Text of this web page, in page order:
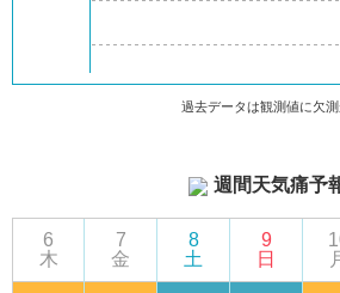
過去データは観測値に欠
週間天気痛予
6
木
7
金
8
土
9
日